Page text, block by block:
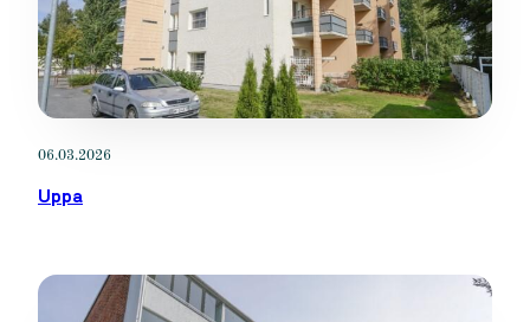
06.03.2026
Uppa